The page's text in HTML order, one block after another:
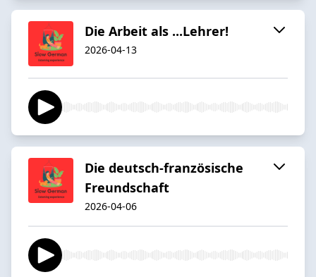
Die Arbeit als ...Lehrer!
2026-04-13
Die deutsch-französische
Freundschaft
2026-04-06